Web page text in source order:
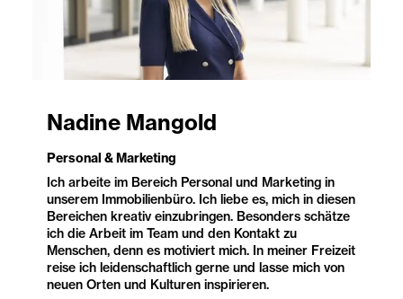
Nadine Mangold
Personal & Marketing
Ich arbeite im Bereich Personal und Marketing in
unserem Immobilienbüro. Ich liebe es, mich in diesen
Bereichen kreativ einzubringen. Besonders schätze
ich die Arbeit im Team und den Kontakt zu
Menschen, denn es motiviert mich. In meiner Freizeit
reise ich leidenschaftlich gerne und lasse mich von
neuen Orten und Kulturen inspirieren.